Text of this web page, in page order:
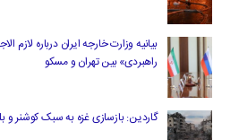
بیانیه وزارت خارجه ایران درباره
راهبردی» بین تهران و مسکو
گاردین: بازسازی غزه به سبک کوشنر و